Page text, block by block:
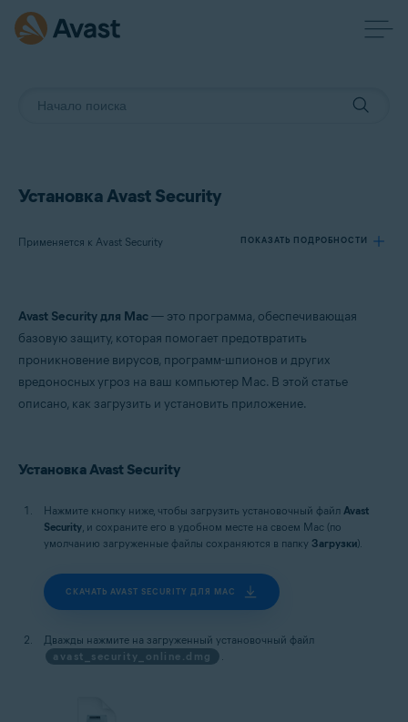
Установка Avast Security
Применяется к Avast Security ПОКАЗАТЬ ПОДРОБНОСТИ
Продукты:
Avast Security
macOS
Avast Security для Mac— это программа, обеспечивающая
базовую защиту, которая помогает предотвратить
проникновение вирусов, программ-шпионов и других
вредоносных угроз на ваш компьютер Mac. В этой статье
описано, как загрузить и установить приложение.
Установка Avast Security
Нажмите кнопку ниже, чтобы загрузить установочный файл Avast
Security, и сохраните его в удобном месте на своем Mac (по
умолчанию загруженные файлы сохраняются в папку Загрузки).
СКАЧАТЬ AVAST SECURITY ДЛЯ MAC
Дважды нажмите на загруженный установочный файл
avast_security_online.dmg
.